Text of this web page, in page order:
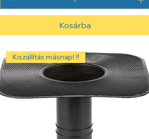
Kosárba
Kiszállítás másnap! ‼️